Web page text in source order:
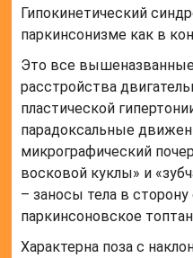
Гипокинетический
паркинсонизме как в
Это все
расстройства
пластической
парадоксальные
микрографический
восковой куклы» и
– заносы тела в
паркинсоновское
Характерна поза с